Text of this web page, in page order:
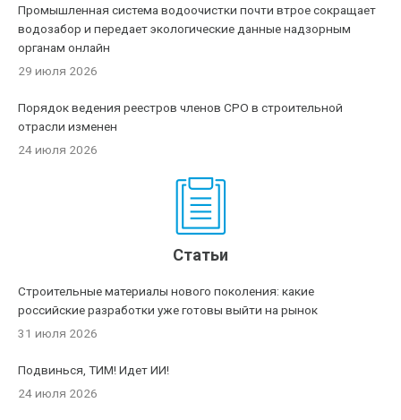
Промышленная система водоочистки почти втрое сокращает
водозабор и передает экологические данные надзорным
органам онлайн
29 июля 2026
Порядок ведения реестров членов СРО в строительной
отрасли изменен
24 июля 2026
Статьи
Строительные материалы нового поколения: какие
российские разработки уже готовы выйти на рынок
31 июля 2026
Подвинься, ТИМ! Идет ИИ!
24 июля 2026